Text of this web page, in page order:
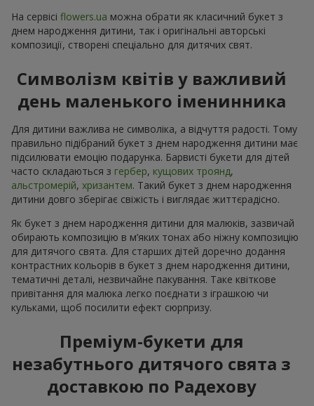
На сервісі flowers.ua можна обрати як класичний букет з
днем народження дитини, так і оригінальні авторські
композиції, створені спеціально для дитячих свят.
Символізм квітів у важливий
день маленького іменинника
Для дитини важлива не символіка, а відчуття радості. Тому
правильно підібраний букет з днем народження дитини має
підсилювати емоцію подарунка. Барвисті букети для дітей
часто складаються з гербер, кущових троянд,
альстромерій, хризантем. Такий букет з днем народження
дитини довго зберігає свіжість і виглядає життєрадісно.
Як букет з днем народження дитини для малюків, зазвичай
обирають композицію в м’яких тонах або ніжну композицію
для дитячого свята. Для старших дітей доречно додання
контрастних кольорів в букет з днем народження дитини,
тематичні деталі, незвичайне пакування. Таке квіткове
привітання для малюка легко поєднати з іграшкою чи
кульками, щоб посилити ефект сюрпризу.
Преміум-букети для
незабутнього дитячого свята з
доставкою по Радехову